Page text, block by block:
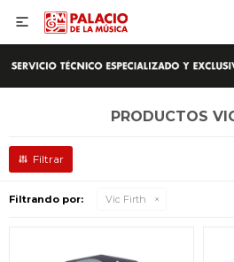

PRODUCTOS
Filtrando por: Vic Firth